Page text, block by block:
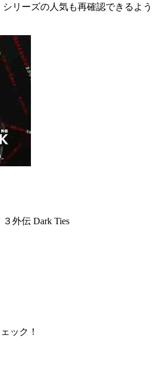
シリーズの人気も再確認できるよう
外伝 Dark Ties
ック！